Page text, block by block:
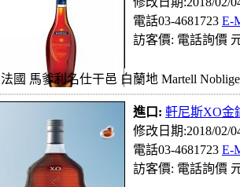
電話03-4681723 E-
訪客價: 電話詢價
法國 馬爹利名仕干邑 白蘭地 Martell
進口: 軒尼斯XO金
修改日期:2018/02/
電話03-4681723 E-
訪客價: 電話詢價